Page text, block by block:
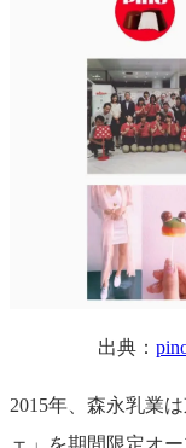
出典：
2015年、森永乳業